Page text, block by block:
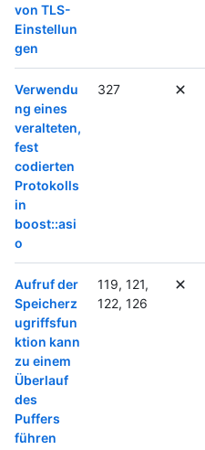
von TLS-
Einstellun
gen
Verwendu
ng eines
veralteten,
fest
codierten
Protokolls
in
boost::asi
o
327
Aufruf der
Speicherz
ugriffsfun
ktion kann
zu einem
Überlauf
des
Puffers
führen
119, 121,
122, 126